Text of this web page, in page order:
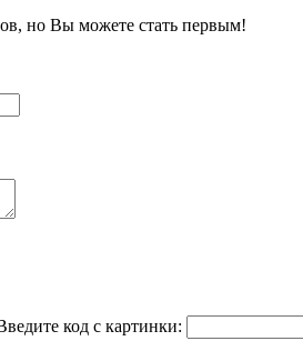
но Вы можете стать первым!
код с картинки: